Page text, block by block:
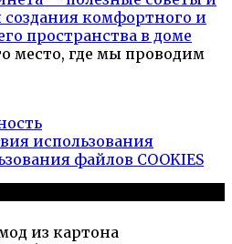
комфортного и
пространства в доме
место, где мы проводим
использования
файлов COOKIES
из картона